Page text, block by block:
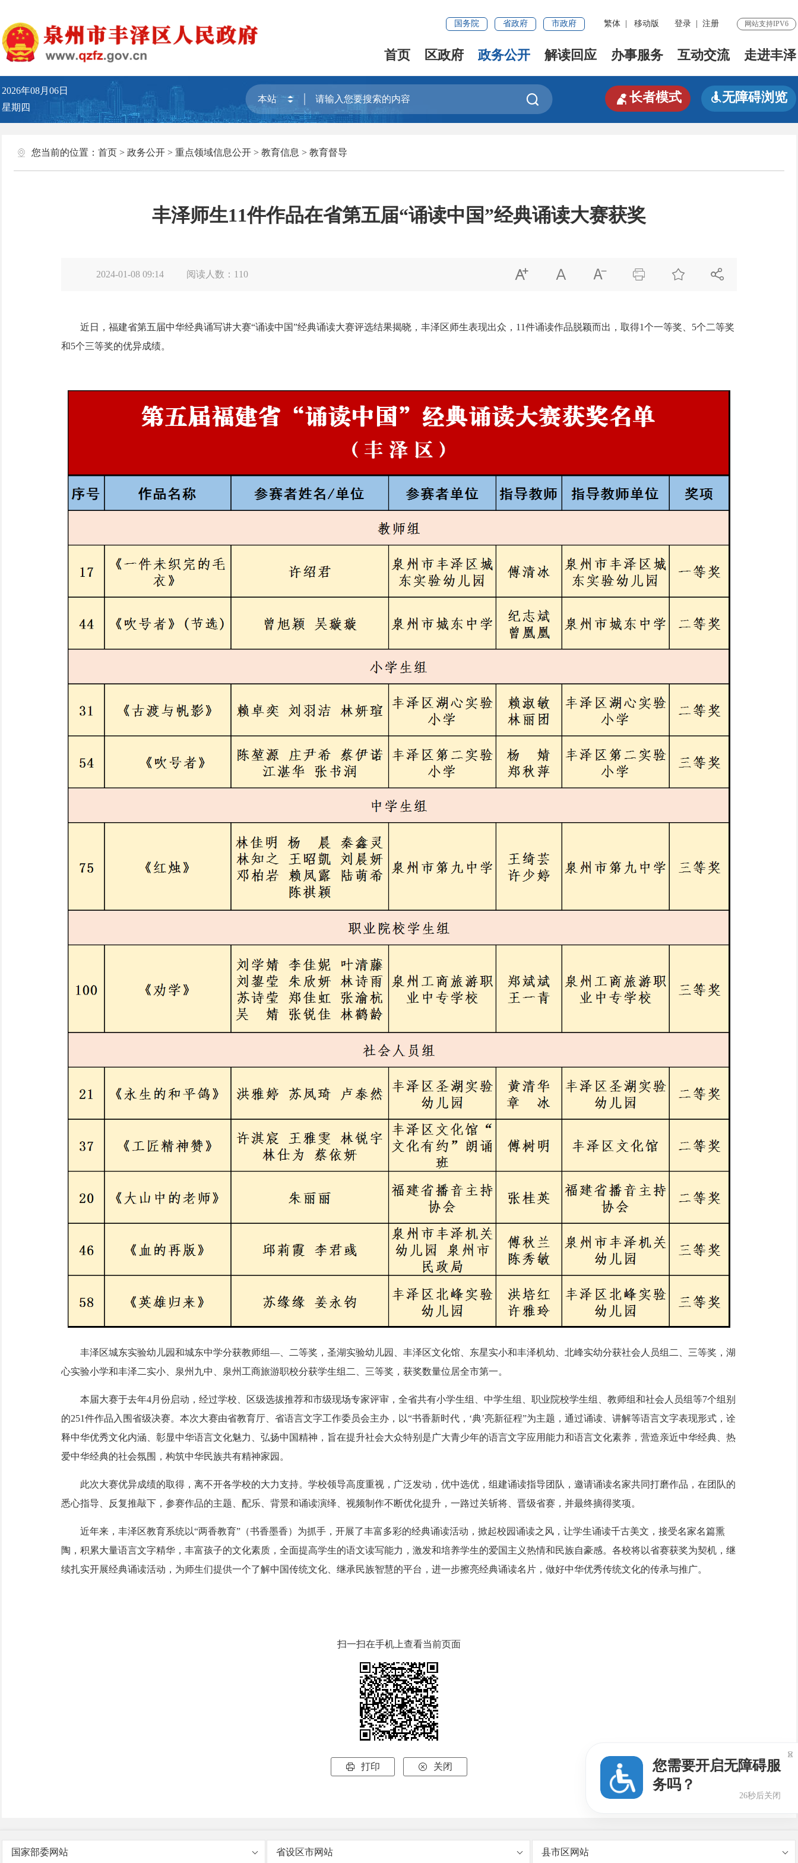
国务院 省政府 市政府 繁体 移动版 登录 注册 网站支持IPV6
首页 区政府 政务公开 解读回应 办事服务 互动交流 走进丰泽
2026年08月06日
星期四
 长者模式 无障碍浏览
您当前的位置： 首页> 政务公开> 重点领域信息公开> 教育信息 > 教育督导
丰泽师生11件作品在省第五届“诵读中国”经典诵读大赛获奖
2024-01-08 09:14 阅读人数： 110      
近日，福建省第五届中华经典诵写讲大赛“诵读中国”经典诵读大赛评选结果揭晓，丰泽区师生表现出众，11件诵读作品脱颖而出，取得1个一等奖、5个二等奖
和5个三等奖的优异成绩。
丰泽区城东实验幼儿园和城东中学分获教师组—、二等奖，圣湖实验幼儿园、丰泽区文化馆、东星实小和丰泽机幼、北峰实幼分获社会人员组二、三等奖，湖
心实验小学和丰泽二实小、泉州九中、泉州工商旅游职校分获学生组二、三等奖，获奖数量位居全市第一。
本届大赛于去年4月份启动，经过学校、区级选拔推荐和市级现场专家评审，全省共有小学生组、中学生组、职业院校学生组、教师组和社会人员组等7个组别
的251件作品入围省级决赛。本次大赛由省教育厅、省语言文字工作委员会主办，以“书香新时代，‘典’亮新征程”为主题，通过诵读、讲解等语言文字表现形式，诠
释中华优秀文化内涵、彰显中华语言文化魅力、弘扬中国精神，旨在提升社会大众特别是广大青少年的语言文字应用能力和语言文化素养，营造亲近中华经典、热
爱中华经典的社会氛围，构筑中华民族共有精神家园。
此次大赛优异成绩的取得，离不开各学校的大力支持。学校领导高度重视，广泛发动，优中选优，组建诵读指导团队，邀请诵读名家共同打磨作品，在团队的
悉心指导、反复推敲下，参赛作品的主题、配乐、背景和诵读演绎、视频制作不断优化提升，一路过关斩将、晋级省赛，并最终摘得奖项。
近年来，丰泽区教育系统以“两香教育”（书香墨香）为抓手，开展了丰富多彩的经典诵读活动，掀起校园诵读之风，让学生诵读千古美文，接受名家名篇熏
陶，积累大量语言文字精华，丰富孩子的文化素质，全面提高学生的语文读写能力，激发和培养学生的爱国主义热情和民族自豪感。各校将以省赛获奖为契机，继
续扎实开展经典诵读活动，为师生们提供一个了解中国传统文化、继承民族智慧的平台，进一步擦亮经典诵读名片，做好中华优秀传统文化的传承与推广。
扫一扫在手机上查看当前页面
 打印  关闭
国家部委网站 省设区市网站 县市区网站
您需要开启无障碍服
务吗？
25秒后关闭
